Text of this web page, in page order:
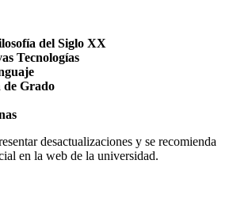
del Siglo XX
Tecnologías
de Grado
desactualizaciones y se recomienda
en la web de la universidad.